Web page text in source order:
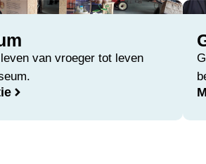
van vroeger tot leven